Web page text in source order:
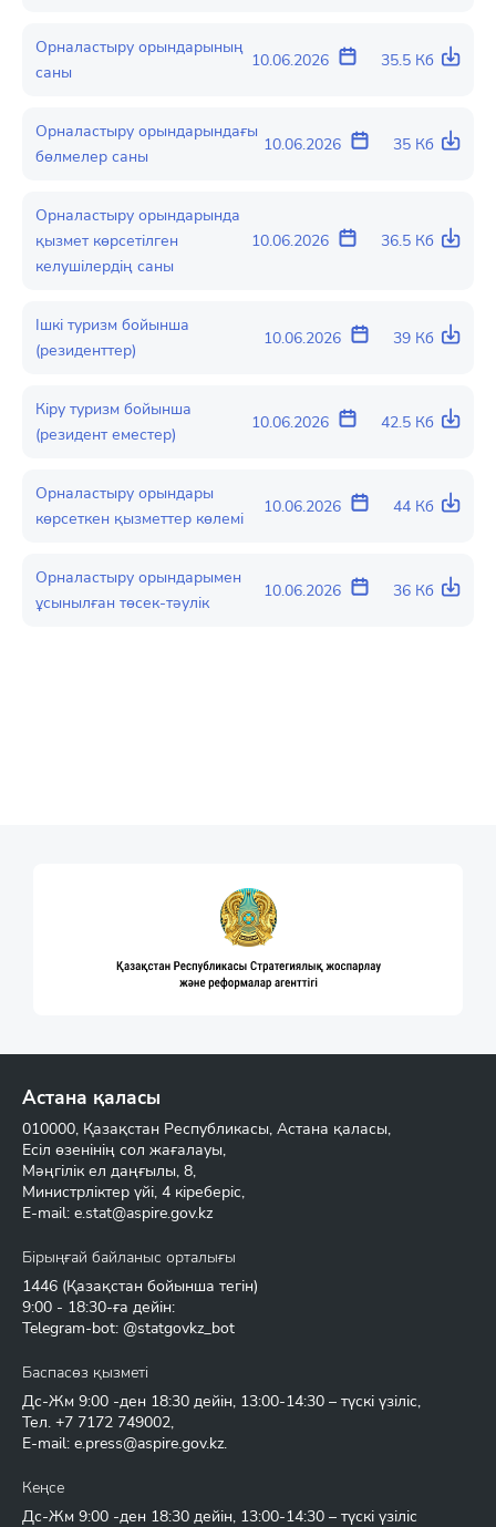
Орналастыру орындарының
саны
10.06.2026 35.5 Кб
Орналастыру орындарындағы
бөлмелер саны
10.06.2026 35 Кб
Орналастыру орындарында
қызмет көрсетілген
келушілердің саны
10.06.2026 36.5 Кб
Ішкі туризм бойынша
(резиденттер)
10.06.2026 39 Кб
Кіру туризм бойынша
(резидент еместер)
10.06.2026 42.5 Кб
Орналастыру орындары
көрсеткен қызметтер көлемі
10.06.2026 44 Кб
Орналастыру орындарымен
ұсынылған төсек-тәулік
10.06.2026 36 Кб
Астана қаласы
010000, Қазақстан Республикасы, Астана қаласы,
Есіл өзенінің сол жағалауы,
Мәңгілік ел даңғылы, 8,
Министрліктер үйі, 4 кіреберіс,
E-mail: e.stat@aspire.gov.kz
Бірыңғай байланыс орталығы
1446 (Қазақстан бойынша тегін)
9:00 - 18:30-ға дейін:
Telegram-bot: @statgovkz_bot
Баспасөз қызметі
Дс-Жм 9:00 -ден 18:30 дейін, 13:00-14:30 – түскі үзіліс,
Тел. +7 7172 749002,
E-mail: e.press@aspire.gov.kz.
Кеңсе
Дс-Жм 9:00 -ден 18:30 дейін, 13:00-14:30 – түскі үзіліс